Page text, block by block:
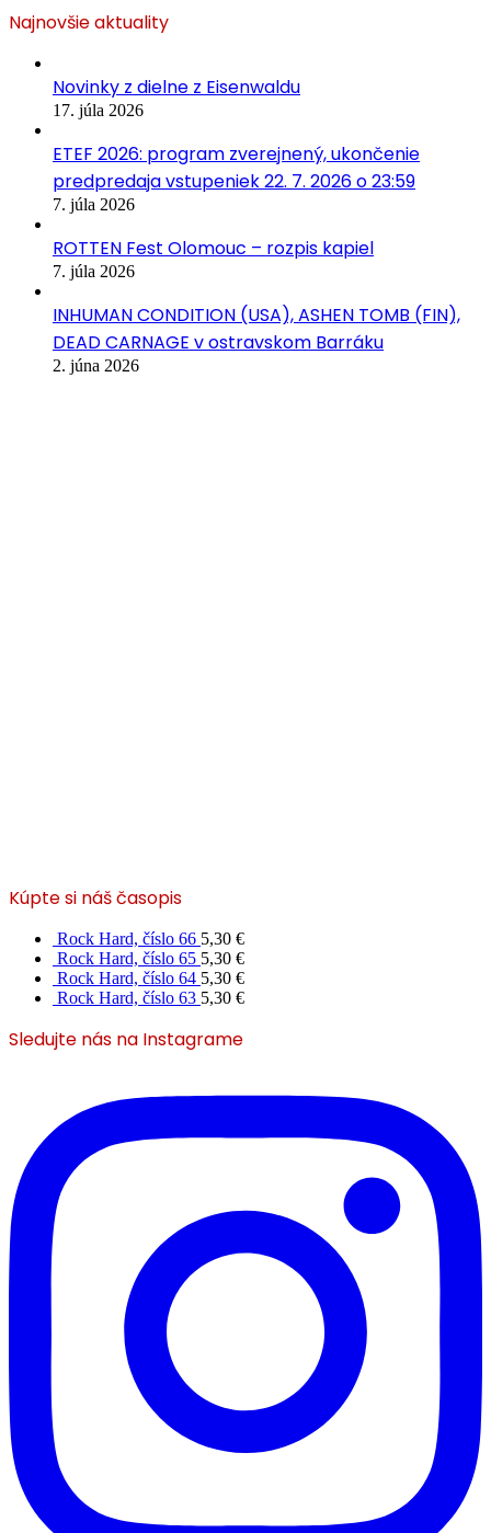
Najnovšie aktuality
Novinky z dielne z Eisenwaldu
17. júla 2026
ETEF 2026: program zverejnený, ukončenie
predpredaja vstupeniek 22. 7. 2026 o 23:59
7. júla 2026
ROTTEN Fest Olomouc – rozpis kapiel
7. júla 2026
INHUMAN CONDITION (USA), ASHEN TOMB (FIN),
DEAD CARNAGE v ostravskom Barráku
2. júna 2026
Kúpte si náš časopis
Rock Hard, číslo 66 5,30 €
Rock Hard, číslo 65 5,30 €
Rock Hard, číslo 64 5,30 €
Rock Hard, číslo 63 5,30 €
Sledujte nás na Instagrame